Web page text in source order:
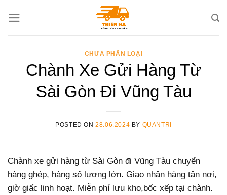
CHƯA PHÂN LOẠI
Chành Xe Gửi Hàng Từ
Sài Gòn Đi Vũng Tàu
POSTED ON28.06.2024 BY QUANTRI
Chành xe gửi hàng từ Sài Gòn đi Vũng Tàu chuyển
hàng ghép, hàng số lượng lớn. Giao nhận hàng tận nơi,
giờ giấc linh hoạt. Miễn phí lưu kho,bốc xếp tại chành.